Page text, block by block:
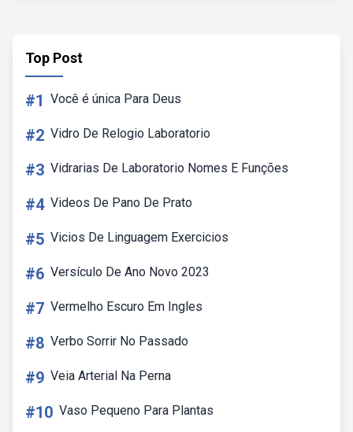
Top Post
#1 Você é única Para Deus
#2 Vidro De Relogio Laboratorio
#3 Vidrarias De Laboratorio Nomes E Funções
#4 Videos De Pano De Prato
#5 Vicios De Linguagem Exercicios
#6 Versículo De Ano Novo 2023
#7 Vermelho Escuro Em Ingles
#8 Verbo Sorrir No Passado
#9 Veia Arterial Na Perna
#10 Vaso Pequeno Para Plantas